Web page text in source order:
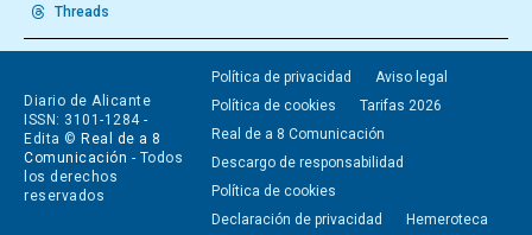
Threads
Diario de Alicante
ISSN: 3101-1284 -
Edita © Real de a 8
Comunicación - Todos
los derechos
reservados
Política de privacidad
Aviso legal
Política de cookies
Tarifas 2026
Real de a 8 Comunicación
Descargo de responsabilidad
Política de cookies
Declaración de privacidad
Hemeroteca